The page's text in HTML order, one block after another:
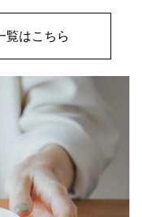
覧はこちら